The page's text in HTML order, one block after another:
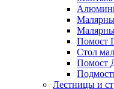
Помост
Стол
Помост
Лестницы и